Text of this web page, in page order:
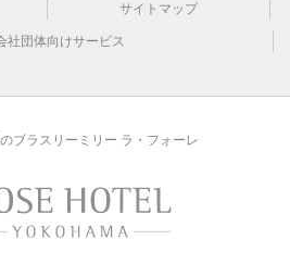
サイトマップ
社団体向けサービス
ブラスリーミリー ラ・フォーレ